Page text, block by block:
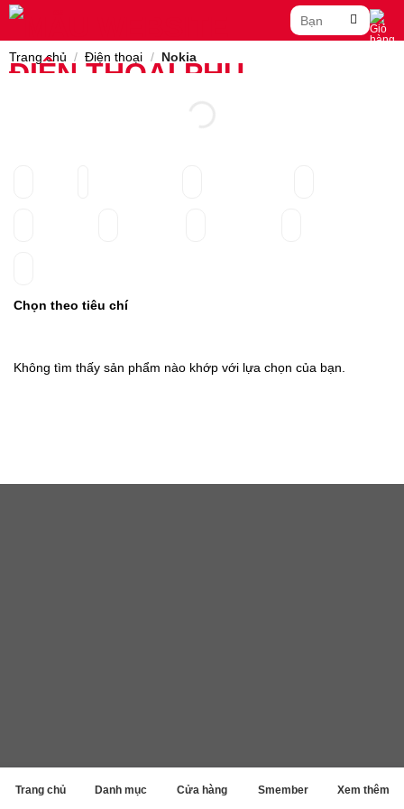
Skip
content
Tìm
kiếm:
Trang chủ Danh mục Cửa hàng Smember Xem thêm
Trang chủ / Điện thoại / Nokia
Chọn theo tiêu chí
Không tìm thấy sản phẩm nào khớp với lựa chọn của bạn.